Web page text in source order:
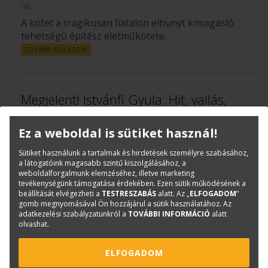
06.
A kötet a tragikusan fiatalon elhunyt kimagasló
tehetségű építész életműkötete.
TOVÁBB OLVASOM
Megjelent! Istvánfi Gyula: Hit, vallás,
építészet, pénz – Rajzos építészeti
kalandozások
KÖNYV WEBÁRUHÁZ Molnár-Ruzsa Krisztina |
2024.
október 31.
A Széchenyi- és Ybl Miklós-díjas építész,
építészettörténész, Istvánfi Gyula újonnan
megjelenő könyvében négy tanulmányt találunk.
TOVÁBB OLVASOM
Ez a weboldal is sütiket használ!
Sütiket használunk a tartalmak és hirdetések személyre szabásához,
a látogatóink magasabb szintű kiszolgálásához, a
weboldalforgalmunk elemzéséhez, illetve marketing
tevékenységünk támogatása érdekében. Ezen sütik működésének a
beállítását elvégezheti a TESTRESZABÁS alatt. Az „ELFOGADOM”
gomb megnyomásával Ön hozzájárul a sütik használatához. Az
adatkezelési szabályzatunkról a TOVÁBBI INFORMÁCIÓ alatt
olvashat.
ELFOGADOM